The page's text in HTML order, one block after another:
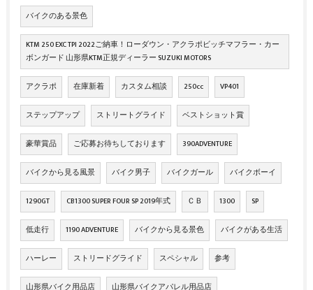
バイクのある景色
KTM 250 EXC TPI 2022ご納車！ローダウン・アクラポビッチマフラー・カー
ボンガード 山形県KTM正規ディーラー SUZUKI MOTORS
アクラポ 在庫新着 カスタム相談 250cc VP401
ステップアップ ストリートグライド ベストショット賞
豪華賞品 ご応募お待ちしております 390ADVENTURE
バイクから見る風景 バイク男子 バイクガール バイクボーイ
1290GT CB1300 SUPER FOUR SP 2019年式 ＣＢ 1300 SP
低走行 1190 ADVENTURE バイクから見る景色 バイクがある生活
ハーレー ストリードグライド スペシャル 参考